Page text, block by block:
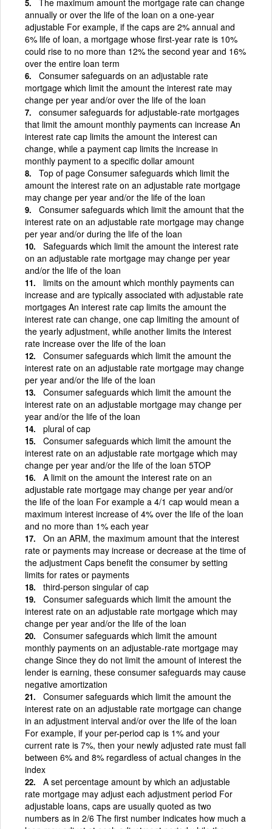
annually or over the life of the loan on a one-year
adjustable For example, if the caps are 2% annual and
6% life of loan, a mortgage whose first-year rate is 10%
could rise to no more than 12% the second year and 16%
over the entire loan term
Consumer safeguards on an adjustable rate
mortgage which limit the amount the interest rate may
change per year and/or over the life of the loan
consumer safeguards for adjustable-rate mortgages
that limit the amount monthly payments can increase An
interest rate cap limits the amount the interest can
change, while a payment cap limits the increase in
monthly payment to a specific dollar amount
Top of page Consumer safeguards which limit the
amount the interest rate on an adjustable rate mortgage
may change per year and/or the life of the loan
Consumer safeguards which limit the amount that the
interest rate on an adjustable rate mortgage may change
per year and/or during the life of the loan
Safeguards which limit the amount the interest rate
on an adjustable rate mortgage may change per year
and/or the life of the loan
limits on the amount which monthly payments can
increase and are typically associated with adjustable rate
mortgages An interest rate cap limits the amount the
interest rate can change, one cap limiting the amount of
the yearly adjustment, while another limits the interest
rate increase over the life of the loan
Consumer safeguards which limit the amount the
interest rate on an adjustable rate mortgage may change
per year and/or the life of the loan
Consumer safeguards which limit the amount the
interest rate on an adjustable mortgage may change per
year and/or the life of the loan
plural of cap
Consumer safeguards which limit the amount the
interest rate on an adjustable rate mortgage which may
change per year and/or the life of the loan 5TOP
A limit on the amount the interest rate on an
adjustable rate mortgage may change per year and/or
the life of the loan For example a 4/1 cap would mean a
maximum interest increase of 4% over the life of the loan
and no more than 1% each year
On an ARM, the maximum amount that the interest
rate or payments may increase or decrease at the time of
the adjustment Caps benefit the consumer by setting
limits for rates or payments
third-person singular of cap
Consumer safeguards which limit the amount the
interest rate on an adjustable rate mortgage which may
change per year and/or the life of the loan
Consumer safeguards which limit the amount
monthly payments on an adjustable-rate mortgage may
change Since they do not limit the amount of interest the
lender is earning, these consumer safeguards may cause
negative amortization
Consumer safeguards which limit the amount the
interest rate on an adjustable rate mortgage can change
in an adjustment interval and/or over the life of the loan
For example, if your per-period cap is 1% and your
current rate is 7%, then your newly adjusted rate must fall
between 6% and 8% regardless of actual changes in the
index
A set percentage amount by which an adjustable
rate mortgage may adjust each adjustment period For
adjustable loans, caps are usually quoted as two
numbers as in 2/6 The first number indicates how much a